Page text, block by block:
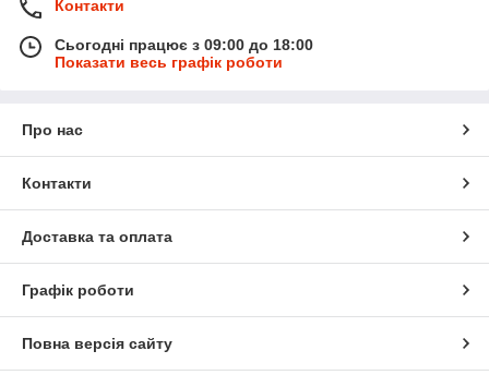
Контакти
Сьогодні працює з 09:00 до 18:00
Показати весь графік роботи
Про нас
Контакти
Доставка та оплата
Графік роботи
Повна версія сайту